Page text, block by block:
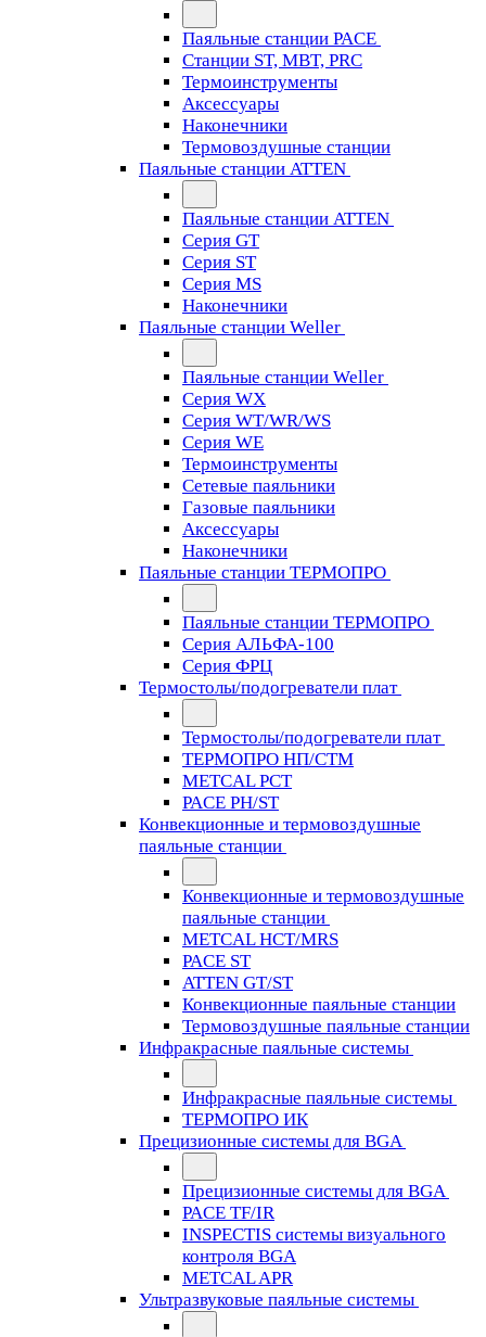
Паяльные станции PACE
Станции ST, MBT, PRC
Термоинструменты
Аксессуары
Наконечники
Термовоздушные станции
Паяльные станции ATTEN
Паяльные станции ATTEN
Серия GT
Серия ST
Серия MS
Наконечники
Паяльные станции Weller
Паяльные станции Weller
Серия WX
Серия WT/WR/WS
Серия WE
Термоинструменты
Сетевые паяльники
Газовые паяльники
Аксессуары
Наконечники
Паяльные станции ТЕРМОПРО
Паяльные станции ТЕРМОПРО
Серия АЛЬФА-100
Серия ФРЦ
Термостолы/подогреватели плат
Термостолы/подогреватели плат
ТЕРМОПРО НП/СТМ
METCAL PCT
PACE PH/ST
Конвекционные и термовоздушные
паяльные станции
Конвекционные и термовоздушные
паяльные станции
METCAL HCT/MRS
PACE ST
ATTEN GT/ST
Конвекционные паяльные станции
Термовоздушные паяльные станции
Инфракрасные паяльные системы
Инфракрасные паяльные системы
ТЕРМОПРО ИК
Прецизионные системы для BGA
Прецизионные системы для BGA
PACE TF/IR
INSPECTIS системы визуального
контроля BGA
METCAL APR
Ультразвуковые паяльные системы